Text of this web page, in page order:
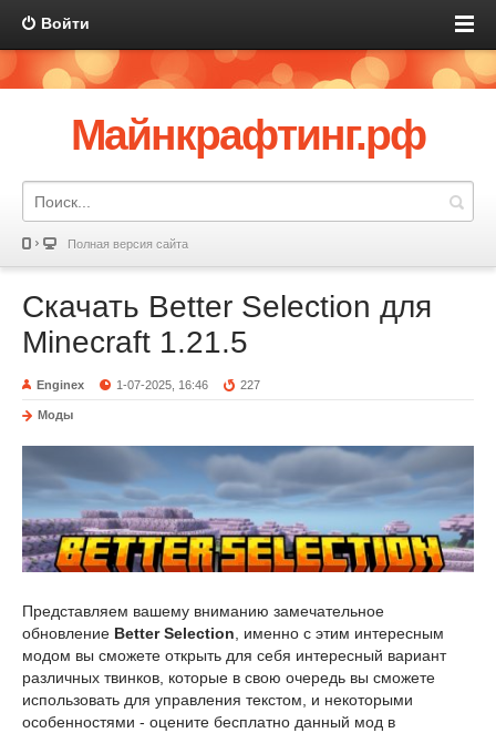
Войти
Майнкрафтинг.рф
Полная версия сайта
Скачать Better Selection для
Minecraft 1.21.5
Enginex 1-07-2025, 16:46 227
Моды
Представляем вашему вниманию замечательное
обновление Better Selection, именно с этим интересным
модом вы сможете открыть для себя интересный вариант
различных твинков, которые в свою очередь вы сможете
использовать для управления текстом, и некоторыми
особенностями - оцените бесплатно данный мод в